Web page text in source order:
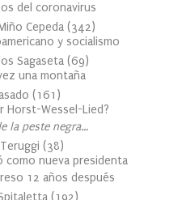
del coronavirus
Cepeda (342)
y socialismo
Sagaseta (69)
una montaña
(161 )
Horst-Wessel-Lied?
la peste negra…
(38)
como nueva presidenta
12 años después